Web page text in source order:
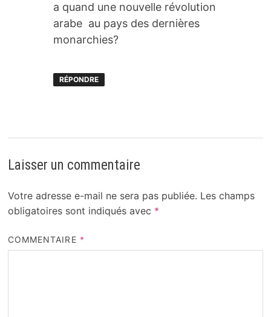
a quand une nouvelle révolution
arabe au pays des dernières
monarchies?
RÉPONDRE
Laisser un commentaire
Votre adresse e-mail ne sera pas publiée. Les champs
obligatoires sont indiqués avec *
COMMENTAIRE *